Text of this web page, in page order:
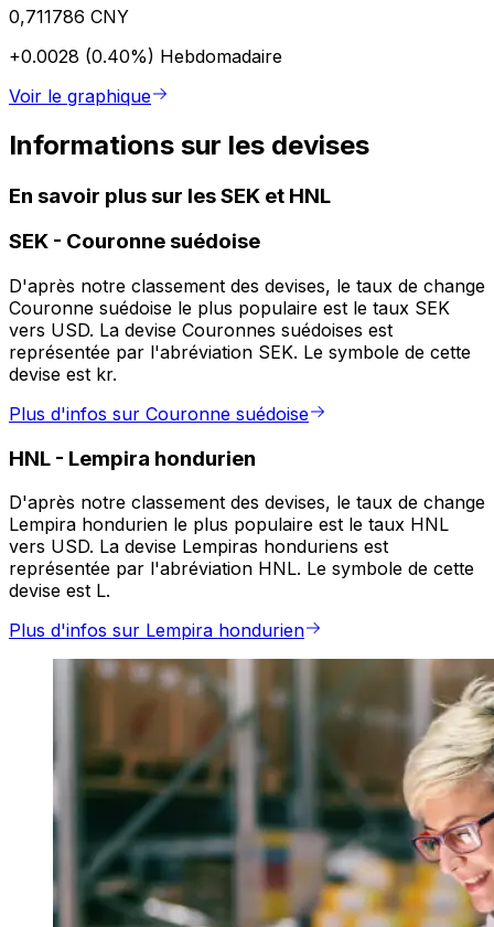
0,711786 CNY
+0.0028 (0.40%) Hebdomadaire
Voir le graphique
Informations sur les devises
En savoir plus sur les SEK et HNL
SEK - Couronne suédoise
D'après notre classement des devises, le taux de change
Couronne suédoise le plus populaire est le taux SEK
vers USD. La devise Couronnes suédoises est
représentée par l'abréviation SEK. Le symbole de cette
devise est kr.
Plus d'infos sur Couronne suédoise
HNL - Lempira hondurien
D'après notre classement des devises, le taux de change
Lempira hondurien le plus populaire est le taux HNL
vers USD. La devise Lempiras honduriens est
représentée par l'abréviation HNL. Le symbole de cette
devise est L.
Plus d'infos sur Lempira hondurien